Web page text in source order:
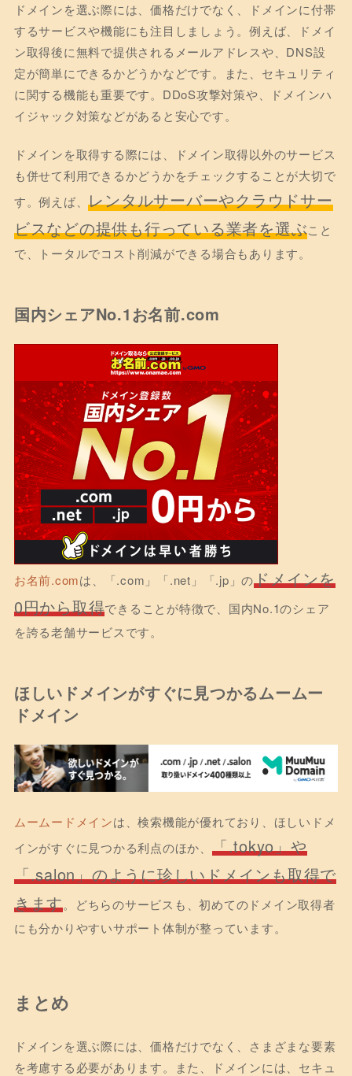
ドメインを選ぶ際には、価格だけでなく、ドメインに付帯
するサービスや機能にも注目しましょう。例えば、ドメイ
ン取得後に無料で提供されるメールアドレスや、DNS設
定が簡単にできるかどうかなどです。また、セキュリティ
に関する機能も重要です。DDoS攻撃対策や、ドメインハ
イジャック対策などがあると安心です。
ドメインを取得する際には、ドメイン取得以外のサービス
も併せて利用できるかどうかをチェックすることが大切で
す。例えば、レンタルサーバーやクラウドサー
ビスなどの提供も行っている業者を選ぶこと
で、トータルでコスト削減ができる場合もあります。
国内シェアNo.1お名前.com
お名前.comは、「.com」「.net」「.jp」のドメインを
0円から取得できることが特徴で、国内No.1のシェア
を誇る老舗サービスです。
ほしいドメインがすぐに見つかるムームー
ドメイン
ムームードメインは、検索機能が優れており、ほしいドメ
インがすぐに見つかる利点のほか、 「.tokyo」や
「.salon」のように珍しいドメインも取得で
きます。どちらのサービスも、初めてのドメイン取得者
にも分かりやすいサポート体制が整っています。
まとめ
ドメインを選ぶ際には、価格だけでなく、さまざまな要素
を考慮する必要があります。また、ドメインには、セキュ